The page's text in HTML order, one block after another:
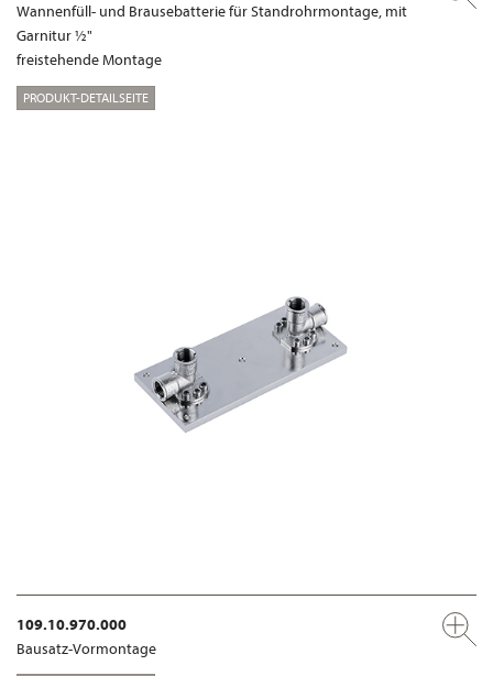
Wannenfüll- und Brausebatterie für Standrohrmontage, mit
Garnitur ½"
freistehende Montage
PRODUKT-DETAILSEITE
109.10.970.000
Bausatz-Vormontage